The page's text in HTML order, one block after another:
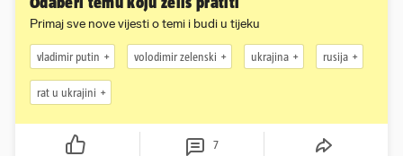
Primaj sve nove vijesti o temi i budi u tijeku
vladimir putin volodimir zelenski ukrajina rusija
rat u ukrajini
7